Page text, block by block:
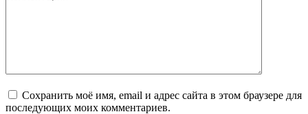
Сохранить моё имя, email и адрес сайта в этом браузере для
последующих моих комментариев.